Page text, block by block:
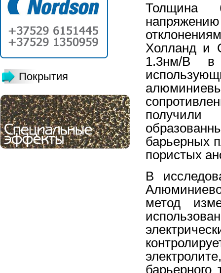
Покрытия
Толщина
Холланд и
1.3нм/В в
барьерных
пористых
В
метод